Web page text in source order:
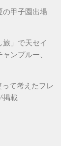
の甲子園出場
旅」で天セイ
ンプルー、
って考えたフレ
掲載